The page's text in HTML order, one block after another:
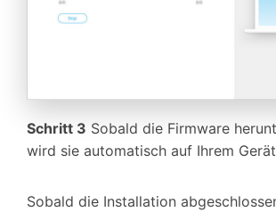
Schritt 3 Sobald die Firmware
wird sie automatisch auf Ihrem
Sobald die Installation